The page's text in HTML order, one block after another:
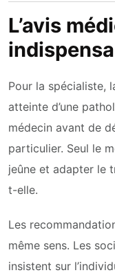
L’avis
Pour la spécialiste,
atteinte d’une
médecin avant de
particulier. Seul le
jeûne et adapter le
t-elle.
Les
même sens. Les
insistent sur